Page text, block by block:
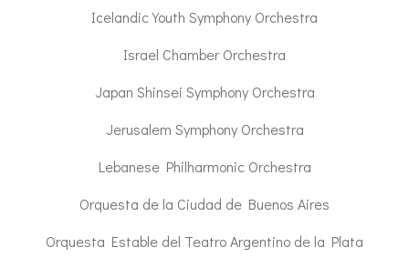
Icelandic Youth Symphony Orchestra
Israel Chamber Orchestra
Japan Shinsei Symphony Orchestra
Jerusalem Symphony Orchestra
Lebanese Philharmonic Orchestra
Orquesta de la Ciudad de Buenos Aires
Orquesta Estable del Teatro Argentino de la Plata